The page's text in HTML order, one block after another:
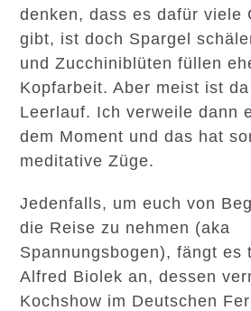
denken, dass es dafür viele
gibt, ist doch Spargel
und Zucchiniblüten füllen
Kopfarbeit. Aber meist ist
Leerlauf. Ich verweile dann
dem Moment und das hat
meditative Züge.
Jedenfalls, um euch von
die Reise zu nehmen (aka
Spannungsbogen), fängt es
Alfred Biolek an, dessen
Kochshow im Deutschen